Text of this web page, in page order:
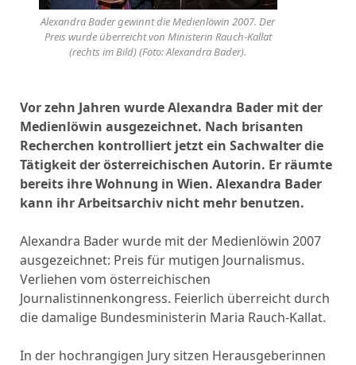
Alexandra Bader gewinnt die Medienlöwin 2007. Der
Preis wurde überreicht von Ministerin Rauch-Kallat
(rechts im Bild) (Foto: Alexandra Bader).
Vor zehn Jahren wurde Alexandra Bader mit der
Medienlöwin ausgezeichnet. Nach brisanten
Recherchen kontrolliert jetzt ein Sachwalterdie
Tätigkeit der österreichischen Autorin. Er räumte
bereits ihre Wohnung in Wien. Alexandra Bader
kann ihr Arbeitsarchiv nicht mehr benutzen.
Alexandra Bader wurde mit der Medienlöwin 2007
ausgezeichnet: Preis für mutigen Journalismus.
Verliehen vom österreichischen
Journalistinnenkongress. Feierlich überreicht durch
die damalige Bundesministerin Maria Rauch-Kallat.
In der hochrangigen Jury sitzen Herausgeberinnen